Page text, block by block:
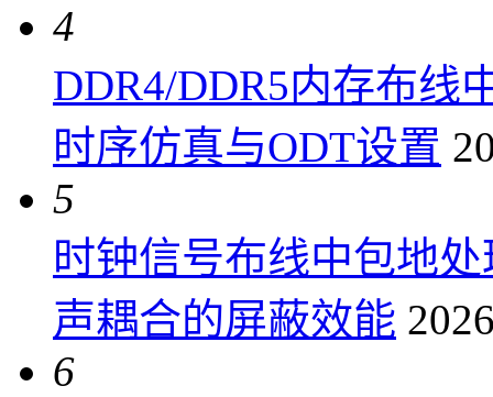
4
DDR4/DDR5内存布线
时序仿真与ODT设置
5
时钟信号布线中包地
声耦合的屏蔽效能
6